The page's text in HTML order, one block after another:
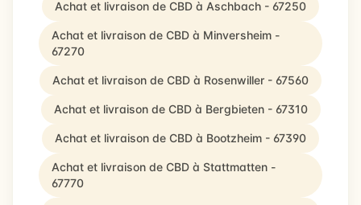
Achat et livraison de CBD à Aschbach - 67250
Achat et livraison de CBD à Minversheim -
67270
Achat et livraison de CBD à Rosenwiller - 67560
Achat et livraison de CBD à Bergbieten - 67310
Achat et livraison de CBD à Bootzheim - 67390
Achat et livraison de CBD à Stattmatten -
67770